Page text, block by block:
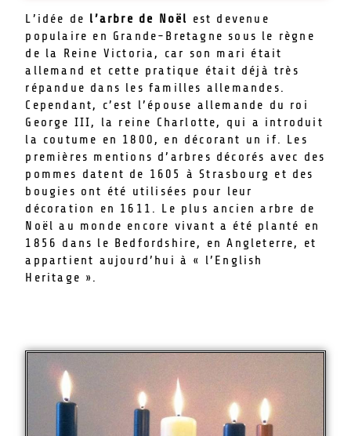
L’idée de l’arbre de Noël est devenue
populaire en Grande-Bretagne sous le règne
de la Reine Victoria, car son mari était
allemand et cette pratique était déjà très
répandue dans les familles allemandes.
Cependant, c’est l’épouse allemande du roi
George III, la reine Charlotte, qui a introduit
la coutume en 1800, en décorant un if. Les
premières mentions d’arbres décorés avec des
pommes datent de 1605 à Strasbourg et des
bougies ont été utilisées pour leur
décoration en 1611. Le plus ancien arbre de
Noël au monde encore vivant a été planté en
1856 dans le Bedfordshire, en Angleterre, et
appartient aujourd’hui à « l’English
Heritage ».